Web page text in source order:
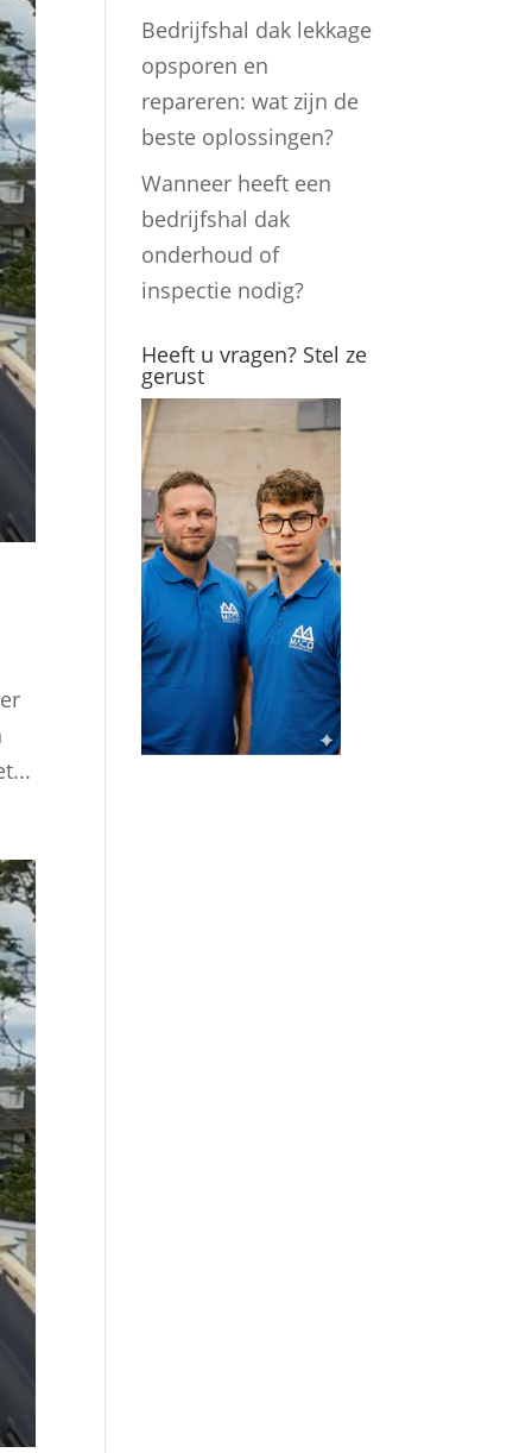
Bedrijfshal dak lekkage
opsporen en
repareren: wat zijn de
beste oplossingen?
Wanneer heeft een
bedrijfshal dak
onderhoud of
inspectie nodig?
Heeft u vragen? Stel ze
gerust